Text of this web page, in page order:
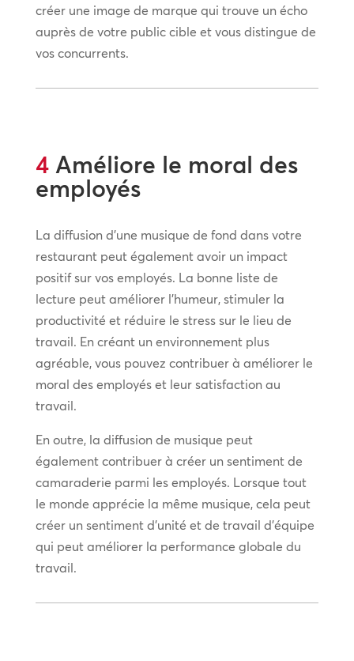
créer une image de marque qui trouve un écho
auprès de votre public cible et vous distingue de
vos concurrents.
4Améliore le moral des
employés
La diffusion d’une musique de fond dans votre
restaurant peut également avoir un impact
positif sur vos employés. La bonne liste de
lecture peut améliorer l’humeur, stimuler la
productivité et réduire le stress sur le lieu de
travail. En créant un environnement plus
agréable, vous pouvez contribuer à améliorer le
moral des employés et leur satisfaction au
travail.
En outre, la diffusion de musique peut
également contribuer à créer un sentiment de
camaraderie parmi les employés. Lorsque tout
le monde apprécie la même musique, cela peut
créer un sentiment d’unité et de travail d’équipe
qui peut améliorer la performance globale du
travail.